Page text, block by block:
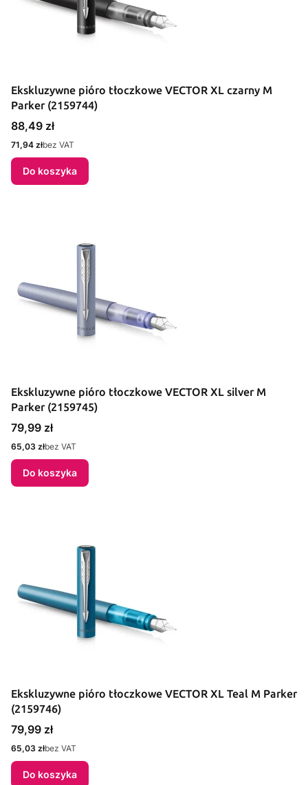
Ekskluzywne pióro tłoczkowe VECTOR XL czarny M
Parker (2159744)
Cena
88,49 zł
Cena
71,94 złbez VAT
Do koszyka
Ekskluzywne pióro tłoczkowe VECTOR XL silver M
Parker (2159745)
Cena
79,99 zł
Cena
65,03 złbez VAT
Do koszyka
Ekskluzywne pióro tłoczkowe VECTOR XL Teal M Parker
(2159746)
Cena
79,99 zł
Cena
65,03 złbez VAT
Do koszyka